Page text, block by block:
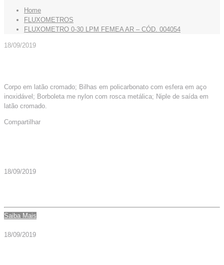
Home
FLUXOMETROS
FLUXOMETRO 0-30 LPM FEMEA AR – CÓD. 004054
18/09/2019
Corpo em latão cromado; Bilhas em policarbonato com esfera em aço
inoxidável; Borboleta me nylon com rosca metálica; Niple de saída em
latão cromado.
Compartilhar
18/09/2019
Saiba Mais
18/09/2019